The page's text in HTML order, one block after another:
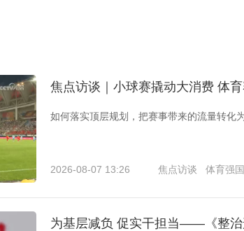
焦点访谈｜小球赛撬动大消费 体
如何落实顶层规划，把赛事带来的流量转化
2026-08-07 13:26 焦点访谈 体育强国
为基层减负 促实干担当——《整治